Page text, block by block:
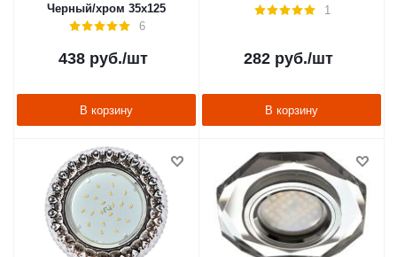
Черный/хром 35х125
6
438 руб./шт
В корзину
1
282 руб./шт
В корзину